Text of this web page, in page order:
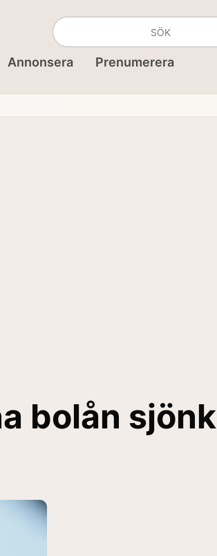
Annonsera Prenumerera
bolån sjönk